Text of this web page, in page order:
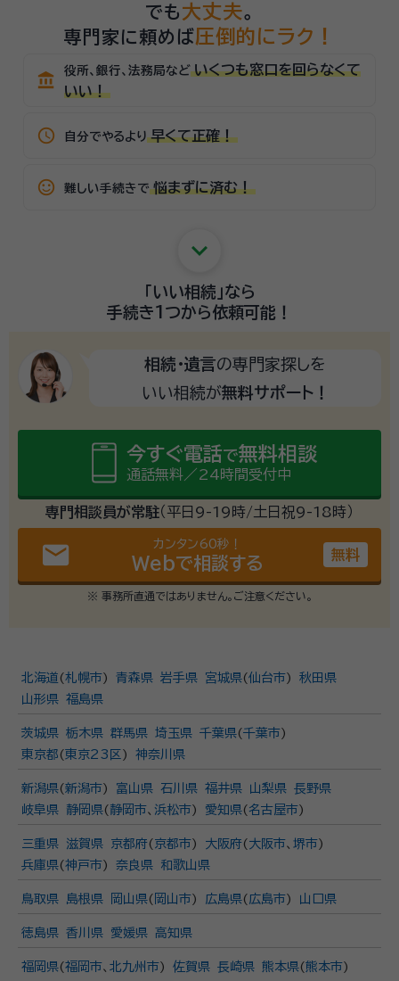
でも 大丈夫。
専門家に頼めば圧倒的にラク！
account_balance 役所、銀行、法務局など いくつも窓口を回らなくて
いい！
schedule 自分でやるより 早くて正確！
sentiment_satisfied_alt 難しい手続きで 悩まずに済む！
keyboard_arrow_down
「いい相続」なら
手続き1つから依頼可能！
相続・遺言の専門家探しを
いい相続が無料サポート！
今すぐ電話で無料相談
通話無料／24時間受付中
専門相談員が常駐（平日9-19時/土日祝9-18時）
email カンタン60秒！
Webで相談する 無料
※ 事務所直通ではありません。ご注意ください。
北海道 (札幌市) 青森県 岩手県 宮城県(仙台市)
秋田県
山形県 福島県
茨城県 栃木県 群馬県 埼玉県 千葉県(千葉市)
東京都 ( 東京23区 ) 神奈川県
新潟県(新潟市) 富山県 石川県 福井県 山梨県 長野県
岐阜県
静岡県( 静岡市、 浜松市) 愛知県( 名古屋市)
三重県 滋賀県 京都府( 京都市) 大阪府( 大阪市、 堺市)
兵庫県(神戸市) 奈良県 和歌山県
鳥取県 島根県 岡山県( 岡山市) 広島県( 広島市) 山口県
徳島県 香川県 愛媛県 高知県
福岡県(福岡市、 北九州市) 佐賀県 長崎県 熊本県(熊本市)